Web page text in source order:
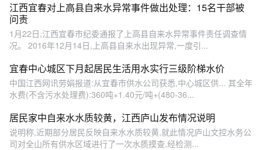
江西宜春对上高县自来水异常事件做出处理：15名干部被
问责
1月22日,江西宜春市纪委通报了上高县自来水异常事件责任调查情
况。 2016年12月14日,上高县自来水出现异常,一度引...
宜春中心城区下月起居民生活用水实行三级阶梯水价
中国江西网讯劳娟报道:从宜春市供水公司获悉,中心城区供... 其全年
水费(不含污水处理费):360吨×1.40元/吨+(480-36...
居民家中自来水水质较黄，江西庐山发布情况说明
说明称,近期部分居民反映自来水水质较黄,就此情况庐山文控水务公
司对全山所有供水区域进行了一次水质摸查,经检测...